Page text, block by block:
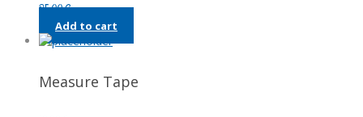
25,00€
Add to cart
Measure Tape